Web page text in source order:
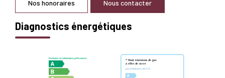
Nos honoraires Nous contacter
Diagnostics énergétiques